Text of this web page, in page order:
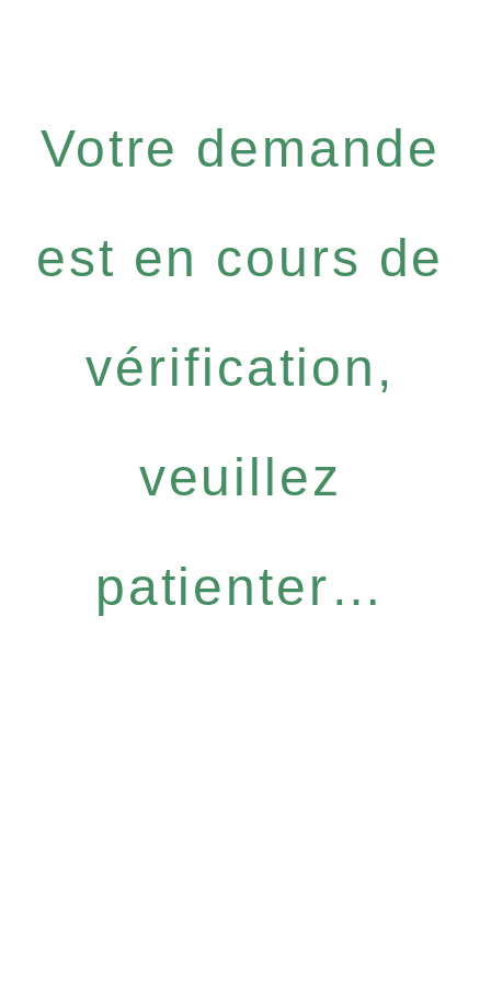
Votre demande
est en cours de
vérification,
veuillez
patienter…